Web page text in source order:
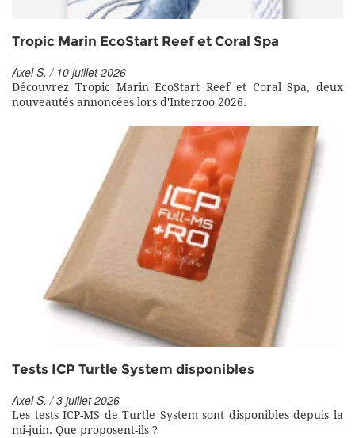
Tropic Marin EcoStart Reef et Coral Spa
Axel S. / 10 juillet 2026
Découvrez Tropic Marin EcoStart Reef et Coral Spa, deux
nouveautés annoncées lors d'Interzoo 2026.
Tests ICP Turtle System disponibles
Axel S. / 3 juillet 2026
Les tests ICP-MS de Turtle System sont disponibles depuis la
mi-juin. Que proposent-ils ?